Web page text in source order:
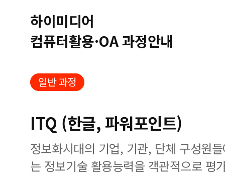
하이미디어
컴퓨터활용·OA 과정안내
일반 과정
ITQ (한글, 파워포인트)
정보화시대의 기업, 기관, 단체 구성원
는 정보기술 활용능력을 객관적으로 평